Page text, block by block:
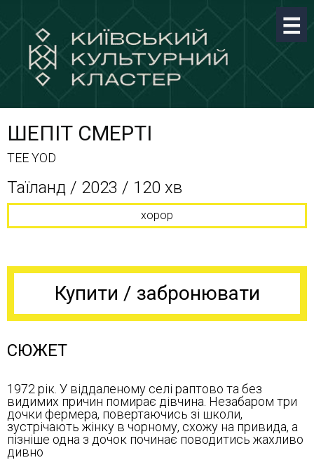
ШЕПІТ СМЕРТІ
TEE YOD
Таїланд / 2023 / 120 хв
хорор
Купити / забронювати
СЮЖЕТ
1972 рік. У віддаленому селі раптово та без
видимих причин помирає дівчина. Незабаром три
дочки фермера, повертаючись зі школи,
зустрічають жінку в чорному, схожу на привида, а
пізніше одна з дочок починає поводитись жахливо
дивно